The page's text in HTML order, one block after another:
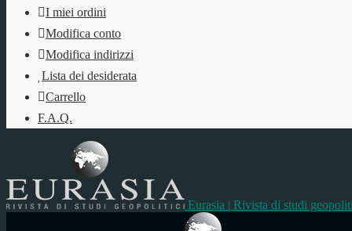
I miei ordini
Modifica conto
Modifica indirizzi
Lista dei desiderata
Carrello
F.A.Q.
Eurasia | Rivista di studi